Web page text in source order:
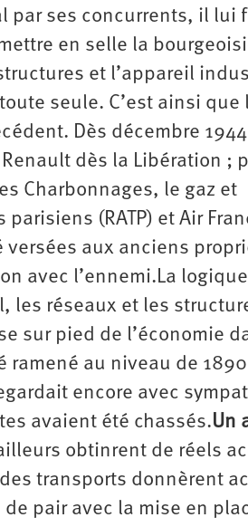
par ses concurrents, il lui
en selle la
et l’appareil
seule. C’est ainsi que
Dès décembre
dès la Libération ;
Charbonnages, le gaz et
(RATP) et Air
aux anciens
avec l’ennemi.La
les réseaux et les
sur pied de l’économie
ramené au niveau de
encore avec
avaient été chassés.Un
obtinrent de réels
transports donnèrent
pair avec la mise en